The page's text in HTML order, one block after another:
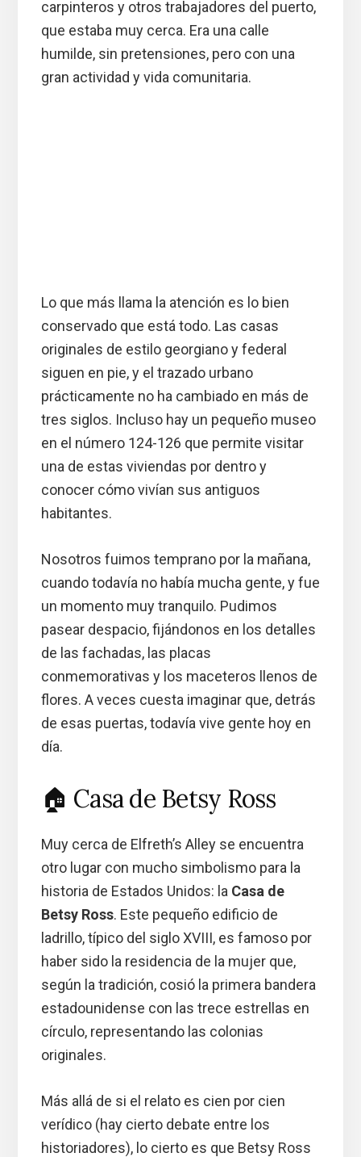
carpinteros y otros trabajadores del puerto,
que estaba muy cerca. Era una calle
humilde, sin pretensiones, pero con una
gran actividad y vida comunitaria.
Lo que más llama la atención es lo bien
conservado que está todo. Las casas
originales de estilo georgiano y federal
siguen en pie, y el trazado urbano
prácticamente no ha cambiado en más de
tres siglos. Incluso hay un pequeño museo
en el número 124-126 que permite visitar
una de estas viviendas por dentro y
conocer cómo vivían sus antiguos
habitantes.
Nosotros fuimos temprano por la mañana,
cuando todavía no había mucha gente, y fue
un momento muy tranquilo. Pudimos
pasear despacio, fijándonos en los detalles
de las fachadas, las placas
conmemorativas y los maceteros llenos de
flores. A veces cuesta imaginar que, detrás
de esas puertas, todavía vive gente hoy en
día.
🏠 Casa de Betsy Ross
Muy cerca de Elfreth’s Alley se encuentra
otro lugar con mucho simbolismo para la
historia de Estados Unidos: la Casa de
Betsy Ross. Este pequeño edificio de
ladrillo, típico del siglo XVIII, es famoso por
haber sido la residencia de la mujer que,
según la tradición, cosió la primera bandera
estadounidense con las trece estrellas en
círculo, representando las colonias
originales.
Más allá de si el relato es cien por cien
verídico (hay cierto debate entre los
historiadores), lo cierto es que Betsy Ross